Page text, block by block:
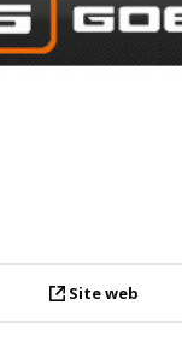
Site web